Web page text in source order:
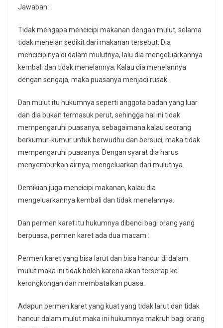
Jawaban:
Tidak mengapa mencicipi makanan dengan mulut, selama
tidak menelan sedikit dari makanan tersebut. Dia
mencicipinya di dalam mulutnya, lalu dia mengeluarkannya
kembali dan tidak menelannya. Kalau dia menelannya
dengan sengaja, maka puasanya menjadi rusak.
Dan mulut itu hukumnya seperti anggota badan yang luar
dan dia bukan termasuk perut, sehingga hal ini tidak
mempengaruhi puasanya, sebagaimana kalau seorang
berkumur-kumur untuk berwudhu dan bersuci, maka tidak
mempengaruhi puasanya. Dengan syarat dia harus
menyemburkan airnya, mengeluarkan dari mulutnya.
Demikian juga mencicipi makanan, kalau dia
mengeluarkannya kembali dan tidak menelannya.
Dan permen karet itu hukumnya dibenci bagi orang yang
berpuasa, permen karet ada dua macam :
Permen karet yang bisa larut dan bisa hancur di dalam
mulut maka ini tidak boleh karena akan terserap ke
kerongkongan dan membatalkan puasa.
Adapun permen karet yang kuat yang tidak larut dan tidak
hancur dalam mulut maka ini hukumnya makruh bagi orang